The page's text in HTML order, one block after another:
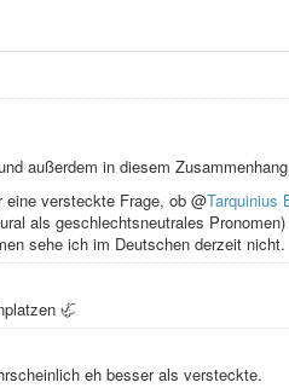
nicht um ein Fremdwort oder eine
vor mir gehabt haben, hier mal
zögern.
außerdem in diesem
versteckte Frage, ob @Tarquinius
als geschlechtsneutrales
sehe ich im Deutschen derzeit nicht.
🦏
eh besser als versteckte.